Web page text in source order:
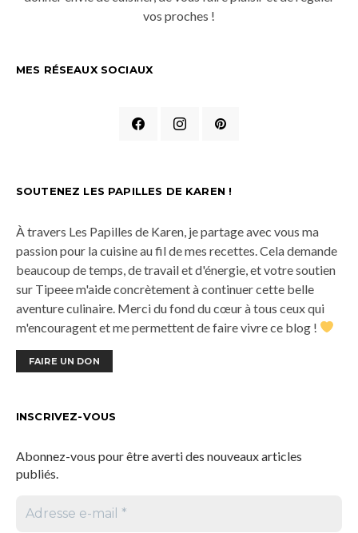
vos proches !
MES RÉSEAUX SOCIAUX
SOUTENEZ LES PAPILLES DE KAREN !
À travers Les Papilles de Karen, je partage avec vous ma
passion pour la cuisine au fil de mes recettes. Cela demande
beaucoup de temps, de travail et d'énergie, et votre soutien
sur Tipeee m'aide concrètement à continuer cette belle
aventure culinaire. Merci du fond du cœur à tous ceux qui
m'encouragent et me permettent de faire vivre ce blog !
FAIRE UN DON
INSCRIVEZ-VOUS
Abonnez-vous pour être averti des nouveaux articles
publiés.